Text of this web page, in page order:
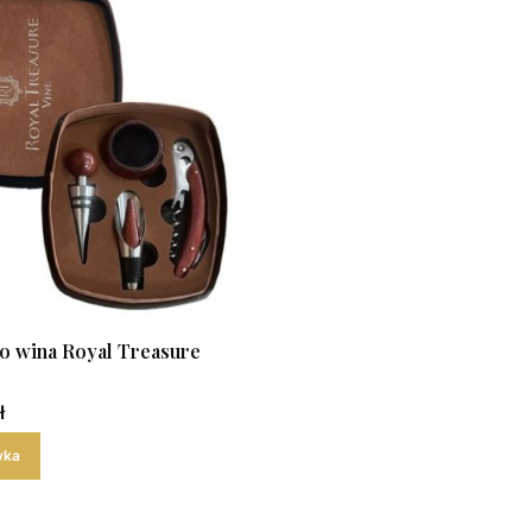
wina Royal Treasure